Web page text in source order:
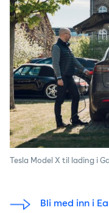
Tesla Model X til lading i
Bli med inn i